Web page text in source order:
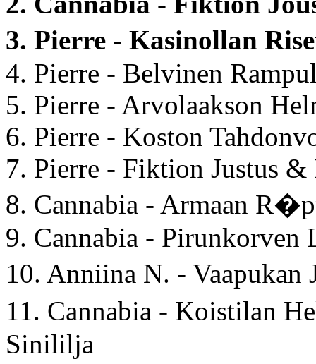
3. Pierre - Kasinollan
4. Pierre - Belvinen
5. Pierre - Arvolaakson
6. Pierre - Koston
7. Pierre - Fiktion Justus
8. Cannabia - Armaan
9. Cannabia -
10. Anniina N. -
11. Cannabia - Koistilan
Sinililja